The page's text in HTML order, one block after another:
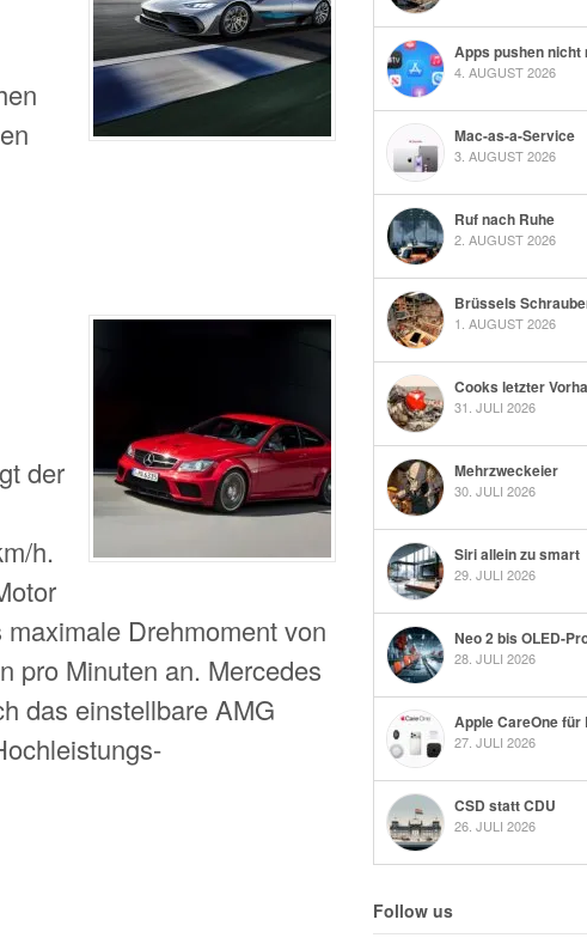
der
h.
Drehmoment von
pro Minuten an. Mercedes
das einstellbare AMG
Apps pushen nicht
4. AUGUST 2026
Mac-as-a-Service
3. AUGUST 2026
Ruf nach Ruhe
2. AUGUST 2026
Brüssels
1. AUGUST 2026
Cooks letzter
31. JULI 2026
Mehrzweckeier
30. JULI 2026
Siri allein zu smart
29. JULI 2026
Neo 2 bis OLED-
28. JULI 2026
Apple CareOne für
27. JULI 2026
CSD statt CDU
26. JULI 2026
Follow us